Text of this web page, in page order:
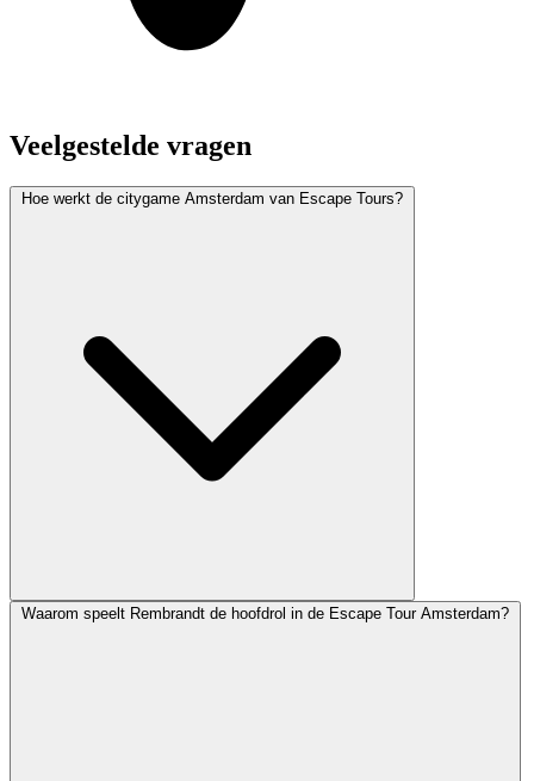
Veelgestelde vragen
Hoe werkt de citygame Amsterdam van Escape Tours?
Waarom speelt Rembrandt de hoofdrol in de Escape Tour Amsterdam?